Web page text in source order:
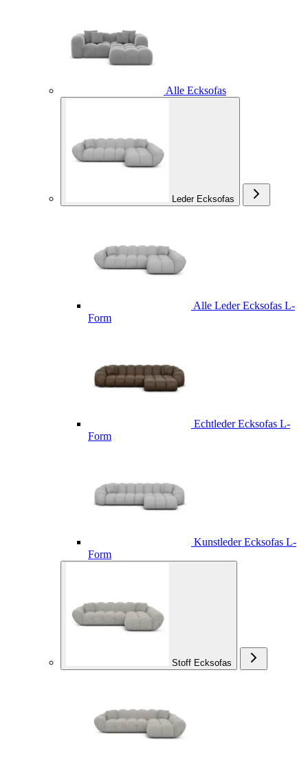
Alle Ecksofas
Leder Ecksofas
Alle Leder Ecksofas L-
Form
Echtleder Ecksofas L-
Form
Kunstleder Ecksofas L-
Form
Stoff Ecksofas